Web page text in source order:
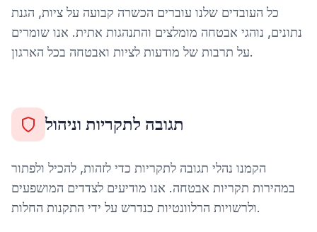
כל העובדים שלנו עוברים הכשרה קבועה על ציות, הגנת
נתונים, נוהגי אבטחה מומלצים והתנהגות אתית. אנו שומרים
על תרבות של מודעות לציות ואבטחה בכל הארגון.
תגובה לתקריות וניהול
הקמנו נהלי תגובה לתקריות כדי לזהות, להכיל ולפתור
במהירות תקריות אבטחה. אנו מודיעים לצדדים המושפעים
ולרשויות הרלוונטיות כנדרש על ידי התקנות החלות.